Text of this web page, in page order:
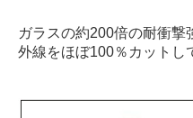
ガラスの約200倍の耐衝撃
外線をほぼ100％カットし